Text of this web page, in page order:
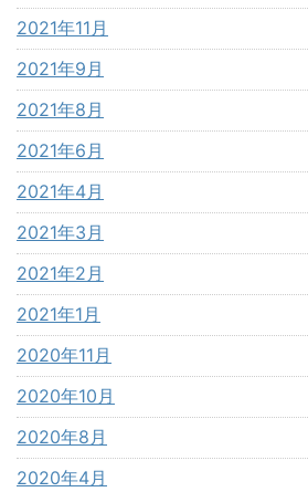
2021年11月
2021年9月
2021年8月
2021年6月
2021年4月
2021年3月
2021年2月
2021年1月
2020年11月
2020年10月
2020年8月
2020年4月